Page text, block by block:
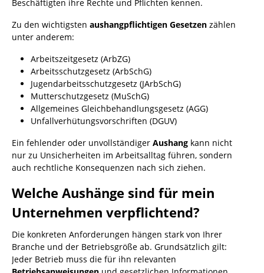
Beschäftigten ihre Rechte und Pflichten kennen.
Zu den wichtigsten aushangpflichtigen Gesetzen zählen
unter anderem:
Arbeitszeitgesetz (ArbZG)
Arbeitsschutzgesetz (ArbSchG)
Jugendarbeitsschutzgesetz (JArbSchG)
Mutterschutzgesetz (MuSchG)
Allgemeines Gleichbehandlungsgesetz (AGG)
Unfallverhütungsvorschriften (DGUV)
Ein fehlender oder unvollständiger Aushang kann nicht
nur zu Unsicherheiten im Arbeitsalltag führen, sondern
auch rechtliche Konsequenzen nach sich ziehen.
Welche Aushänge sind für mein
Unternehmen verpflichtend?
Die konkreten Anforderungen hängen stark von Ihrer
Branche und der Betriebsgröße ab. Grundsätzlich gilt:
Jeder Betrieb muss die für ihn relevanten